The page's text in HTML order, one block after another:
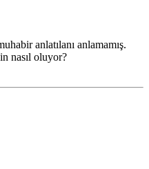
anlatılanı anlamamış.
nasıl oluyor?